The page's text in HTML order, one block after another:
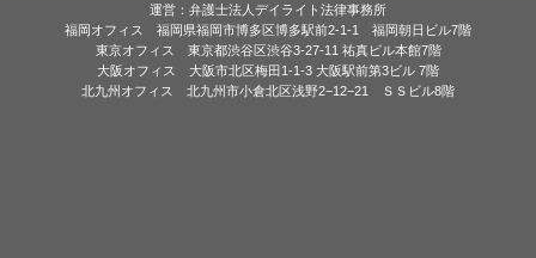
運営：弁護士法人デイライト法律事務所
福岡オフィス 福岡県福岡市博多区博多駅前2-1-1 福岡朝日ビル7階
東京オフィス 東京都渋谷区渋谷3-27-11 祐真ビル本館7階
大阪オフィス 大阪市北区梅田1-1-3 大阪駅前第3ビル 7階
北九州オフィス 北九州市小倉北区浅野2−12−21 ＳＳビル8階